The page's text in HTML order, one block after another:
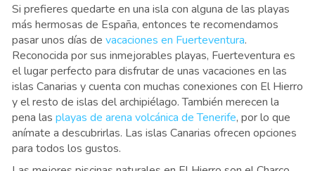
Si prefieres quedarte en una isla con alguna de las playas
más hermosas de España, entonces te recomendamos
pasar unos días de vacaciones en Fuerteventura.
Reconocida por sus inmejorables playas, Fuerteventura es
el lugar perfecto para disfrutar de unas vacaciones en las
islas Canarias y cuenta con muchas conexiones con El Hierro
y el resto de islas del archipiélago. También merecen la
pena las playas de arena volcánica de Tenerife, por lo que
anímate a descubrirlas. Las islas Canarias ofrecen opciones
para todos los gustos.